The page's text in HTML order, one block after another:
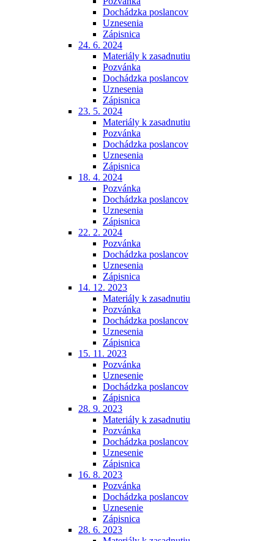
Dochádzka poslancov
Uznesenia
Zápisnica
24. 6. 2024
Materiály k zasadnutiu
Pozvánka
Dochádzka poslancov
Uznesenia
Zápisnica
23. 5. 2024
Materiály k zasadnutiu
Pozvánka
Dochádzka poslancov
Uznesenia
Zápisnica
18. 4. 2024
Pozvánka
Dochádzka poslancov
Uznesenia
Zápisnica
22. 2. 2024
Pozvánka
Dochádzka poslancov
Uznesenia
Zápisnica
14. 12. 2023
Materiály k zasadnutiu
Pozvánka
Dochádzka poslancov
Uznesenia
Zápisnica
15. 11. 2023
Pozvánka
Uznesenie
Dochádzka poslancov
Zápisnica
28. 9. 2023
Materiály k zasadnutiu
Pozvánka
Dochádzka poslancov
Uznesenie
Zápisnica
16. 8. 2023
Pozvánka
Dochádzka poslancov
Uznesenie
Zápisnica
28. 6. 2023